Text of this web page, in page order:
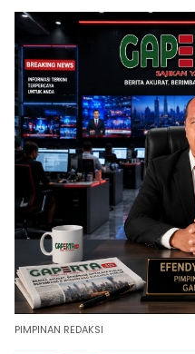
PIMPINAN REDAKSI